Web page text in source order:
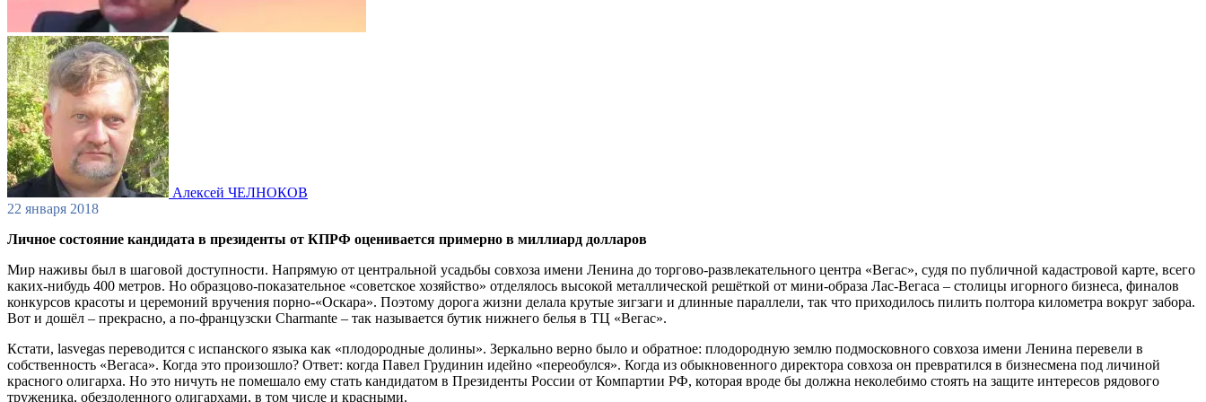
Алексей ЧЕЛНОКОВ
22 января 2018
Личное состояние кандидата в президенты от КПРФ оценивается примерно в миллиард долларов
Мир наживы был в шаговой доступности. Напрямую от центральной усадьбы совхоза имени Ленина до торгово-развлекательного центра «Вегас», судя по публичной кадастровой карте, всего
каких-нибудь 400 метров. Но образцово-показательное «советское хозяйство» отделялось высокой металлической решёткой от мини-образа Лас-Вегаса – столицы игорного бизнеса, финалов
конкурсов красоты и церемоний вручения порно-«Оскара». Поэтому дорога жизни делала крутые зигзаги и длинные параллели, так что приходилось пилить полтора километра вокруг забора.
Вот и дошёл – прекрасно, а по-французски Charmante – так называется бутик нижнего белья в ТЦ «Вегас».
Кстати, lasvegas переводится с испанского языка как «плодородные долины». Зеркально верно было и обратное: плодородную землю подмосковного совхоза имени Ленина перевели в
собственность «Вегаса». Когда это произошло? Ответ: когда Павел Грудинин идейно «переобулся». Когда из обыкновенного директора совхоза он превратился в бизнесмена под личиной
красного олигарха. Но это ничуть не помешало ему стать кандидатом в Президенты России от Компартии РФ, которая вроде бы должна неколебимо стоять на защите интересов рядового
труженика, обездоленного олигархами, в том числе и красными.